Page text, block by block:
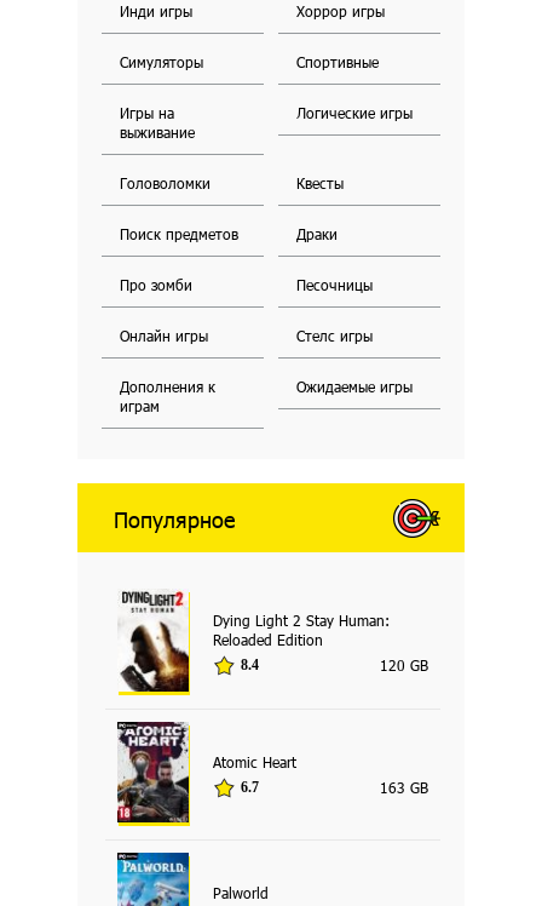
Инди игры Хоррор игры
Симуляторы Спортивные
Игры на
выживание
Логические игры
Головоломки Квесты
Поиск предметов Драки
Про зомби Песочницы
Онлайн игры Стелс игры
Дополнения к
играм
Ожидаемые игры
Популярное
Dying Light 2 Stay Human:
Reloaded Edition
8.4 120 GB
Atomic Heart
6.7 163 GB
Palworld